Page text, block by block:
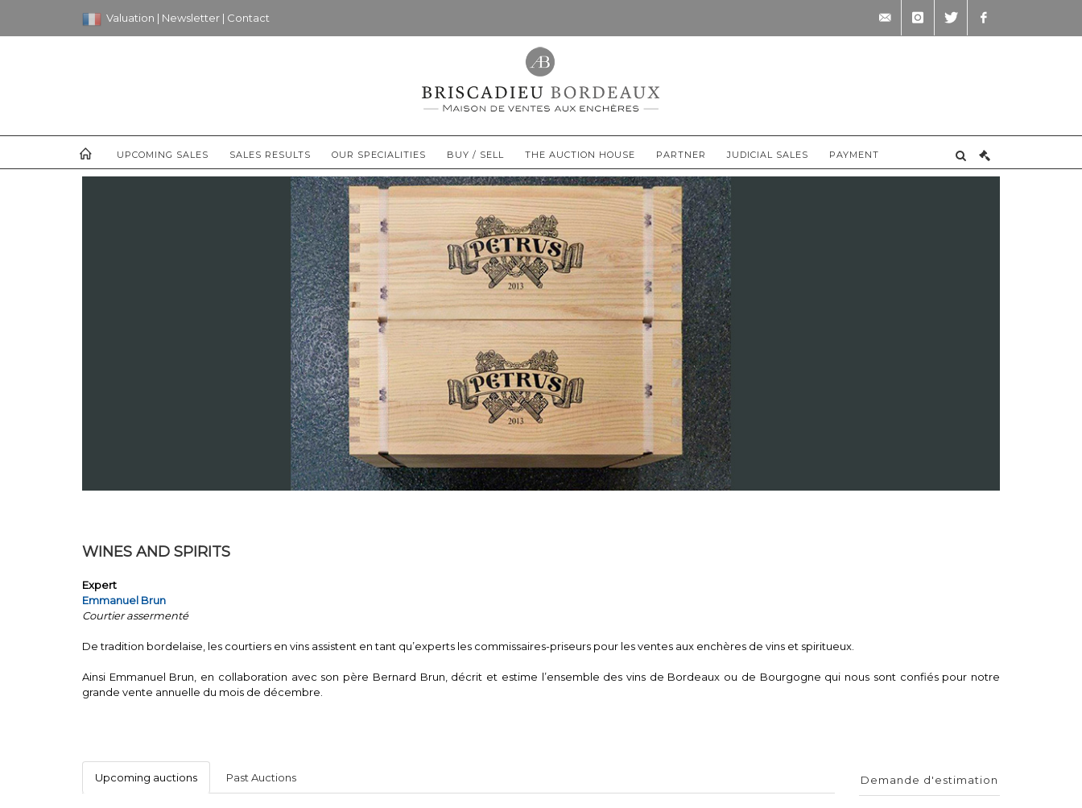
Valuation | Newsletter | Contact
UPCOMING SALES SALES RESULTS OUR SPECIALITIES BUY / SELL THE AUCTION HOUSE PARTNER JUDICIAL SALES PAYMENT
WINES AND SPIRITS
Expert
Emmanuel Brun
Courtier assermenté
De tradition bordelaise, les courtiers en vins assistent en tant qu’experts les commissaires-priseurs pour les ventes aux enchères de vins et spiritueux.
Ainsi Emmanuel Brun, en collaboration avec son père Bernard Brun, décrit et estime l’ensemble des vins de Bordeaux ou de Bourgogne qui nous sont confiés pour notre
grande vente annuelle du mois de décembre.
Upcoming auctions Past Auctions Demande d'estimation